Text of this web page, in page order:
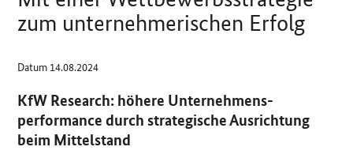
zum unternehmerischen Erfolg
Datum 14.08.2024
KfW Research: höhere Unternehmens­
performance durch strategische Ausrichtung
beim Mittelstand